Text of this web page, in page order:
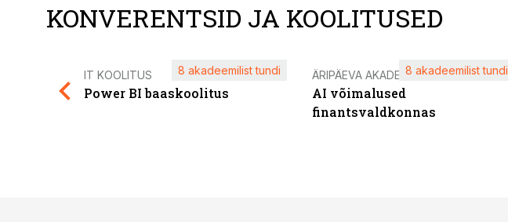
KONVERENTSID JA KOOLITUSED
IT KOOLITUS
Power BI baaskoolitus
8 akadeemilist tundi ÄRIPÄEVA AKADEEMIA
AI võimalused
finantsvaldkonnas
8 akadeemilist tundi